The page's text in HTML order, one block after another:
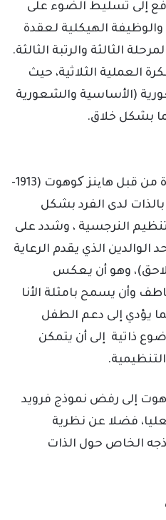
إلى تسليط الضوء على
والوظيفة الهيكلية لعقدة
الثالثة والرتبة الثالثة.
العملية الثلاثية، حيث
(الأساسية والشعورية
بشكل خلاق.
تأسس في الولايات المتحدة من قبل هاینز کوهوت (1913-
بالذات لدى الفرد بشكل
النرجسية ، وشدد على
الوالدين الذي يقدم الرعاية
وهو أن يعكس
وأن يسمح بامثلة الأنا
يؤدي إلى دعم الطفل
ذاتية إلى أن يتمكن
إلى رفض نموذج فرويد
فضلا عن نظرية
الخاص حول الذات